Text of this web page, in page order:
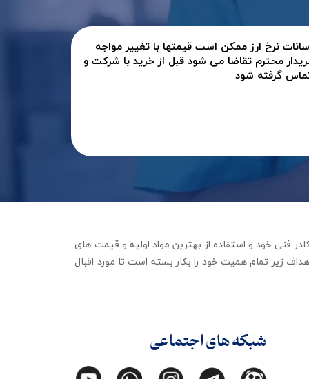
نرخ ارز ممکن است قیمتها با تغییر مواجه
محترم تقاضا می شود قبل از خرید با شرکت و
گرفته شود
توانبخشی با تکیه بر کادر فنی خود و استفاده از بهترین مواد اولیه و قیمت های
زیر تمام همیت خود را بکار بسته است تا مورد اقبال
شبکه های اجتماعی